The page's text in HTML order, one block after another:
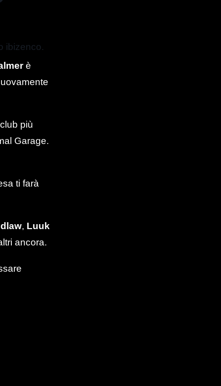
ibizenco.
è
più
Garage.
ti farà
, Luuk
ancora.